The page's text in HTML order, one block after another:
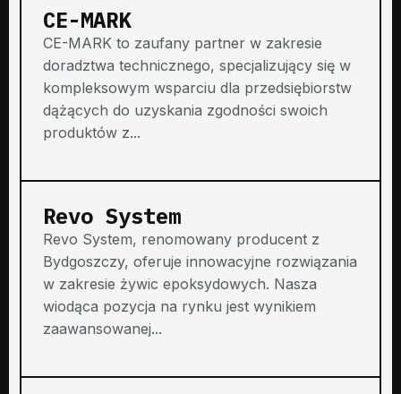
CE-MARK
CE-MARK to zaufany partner w zakresie
doradztwa technicznego, specjalizujący się w
kompleksowym wsparciu dla przedsiębiorstw
dążących do uzyskania zgodności swoich
produktów z...
Revo System
Revo System, renomowany producent z
Bydgoszczy, oferuje innowacyjne rozwiązania
w zakresie żywic epoksydowych. Nasza
wiodąca pozycja na rynku jest wynikiem
zaawansowanej...